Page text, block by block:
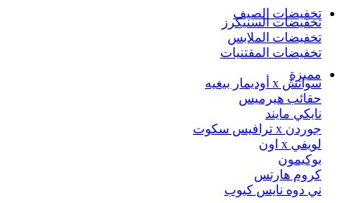
تخفيضات الصيف
تخفيضات السنيكرز
تخفيضات الملابس
تخفيضات المقتنيات
مميزة
سواتش x أوديمار بيغيه
حقائب هيرميس
نايكي مايند
جوردن x ترافيس سكوت
لويفي x اون
بوكيمون
كروم هارتس
ني دوه نايس كيوب